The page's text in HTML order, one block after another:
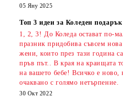
05 Яну 2025
Топ 3 идеи за Коледен
1, 2, 3! До Коледа остават по-
празник придобива съвсем
жени, които през тази година
пръв път.. В края на краищата
на вашето бебе! Всичко е ново,
очаквано с голямо нетърпение.
30 Окт 2022